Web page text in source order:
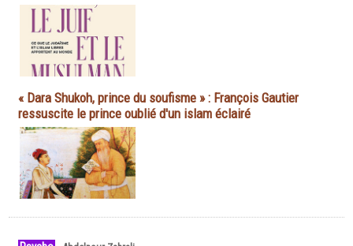
« Dara Shukoh, prince du soufisme » : François Gautier
ressuscite le prince oublié d'un islam éclairé